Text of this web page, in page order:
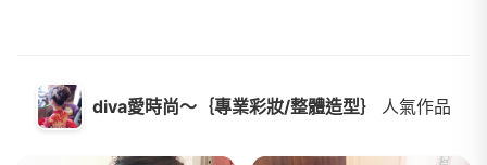
diva愛時尚～｛專業彩妝/整體造型｝ 人氣作品